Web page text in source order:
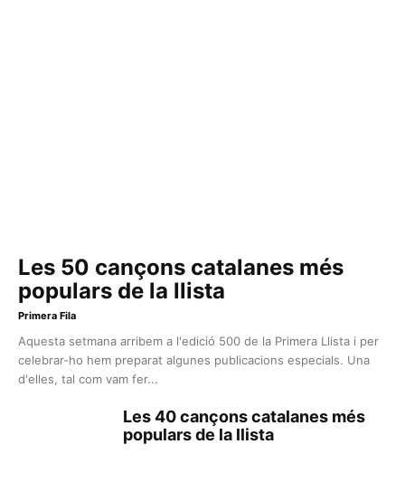
Les 50 cançons catalanes més
populars de la llista
Primera Fila
Aquesta setmana arribem a l'edició 500 de la Primera Llista i per
celebrar-ho hem preparat algunes publicacions especials. Una
d'elles, tal com vam fer...
Les 40 cançons catalanes més
populars de la llista